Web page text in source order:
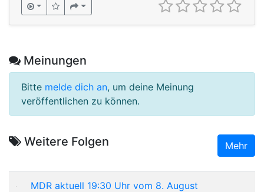
Meinungen
Bitte melde dich an, um deine Meinung
veröffentlichen zu können.
Weitere Folgen Mehr
MDR aktuell 19:30 Uhr vom 8. August